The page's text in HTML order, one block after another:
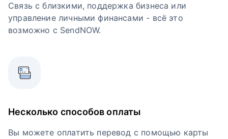
Связь с близкими, поддержка бизнеса или
управление личными финансами - всё это
возможно с SendNOW.
Несколько способов оплаты
Вы можете оплатить перевод с помощью карты